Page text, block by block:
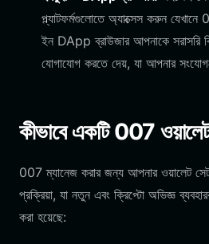
প্ল্যাটফর্মগুলোতে অ্যাক্সেস করুন
ইন DApp ব্রাউজার আপনাকে সরাসরি
যোগাযোগ করতে দেয়, যা আপনার
কীভাবে একটি 007
007 ম্যানেজ করার জন্য আপনার ওয়ালেট
প্রক্রিয়া, যা নতুন এবং ক্রিপ্টো অভিজ্ঞ
করা হয়েছে: